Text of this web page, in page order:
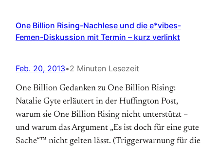
One Billion Rising-Nachlese und die e*vibes-
Femen-Diskussion mit Termin – kurz verlinkt
Feb. 20, 2013•2 Minuten Lesezeit
One Billion Gedanken zu One Billion Rising:
Natalie Gyte erläutert in der Huffington Post,
warum sie One Billion Rising nicht unterstützt –
und warum das Argument „Es ist doch für eine gute
Sache“™ nicht gelten lässt. (Triggerwarnung für die